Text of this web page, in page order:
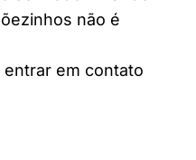
não é
em contato